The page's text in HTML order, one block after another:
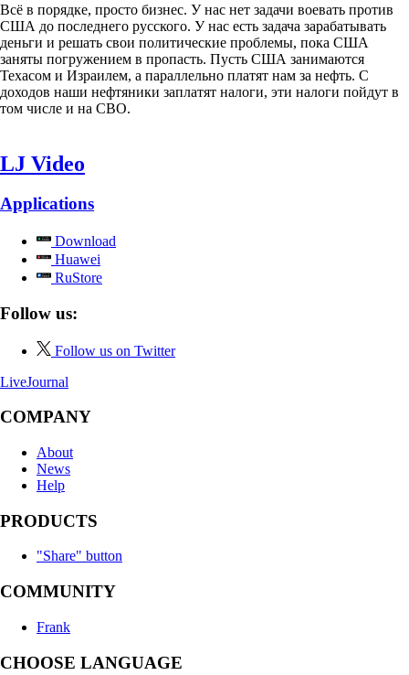
Всё в порядке, просто бизнес. У нас нет задачи воевать против
США до последнего русского. У нас есть задача зарабатывать
деньги и решать свои политические проблемы, пока США
заняты погружением в пропасть. Пусть США занимаются
Техасом и Израилем, а параллельно платят нам за нефть. С
доходов наши нефтяники заплатят налоги, эти налоги пойдут в
том числе и на СВО.
LJ Video
Applications
Download
Huawei
RuStore
Follow us:
Follow us on Twitter
LiveJournal
COMPANY
About
News
Help
PRODUCTS
"Share" button
COMMUNITY
Frank
CHOOSE LANGUAGE